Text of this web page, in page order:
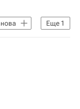
Еще 1